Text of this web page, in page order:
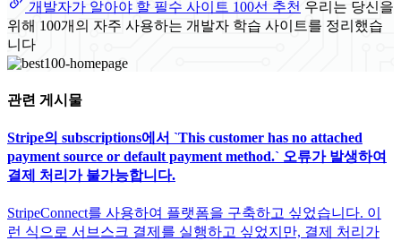
개발자가 알아야 할 필수 사이트 100선 추천 우리는 당신을
위해 100개의 자주 사용하는 개발자 학습 사이트를 정리했습
니다
관련 게시물
Stripe의 subscriptions에서 `This customer has no attached
payment source or default payment method.` 오류가 발생하여
결제 처리가 불가능합니다.
StripeConnect를 사용하여 플랫폼을 구축하고 싶었습니다. 이
런 식으로 서브스크 결제를 실행하고 싶었지만, 결제 처리가